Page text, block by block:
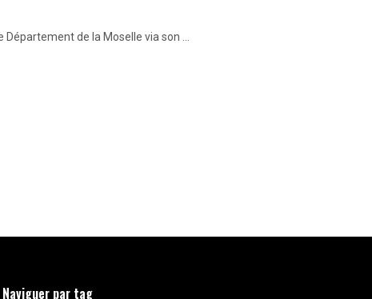
de la Moselle via son ...
Naviguer par tag